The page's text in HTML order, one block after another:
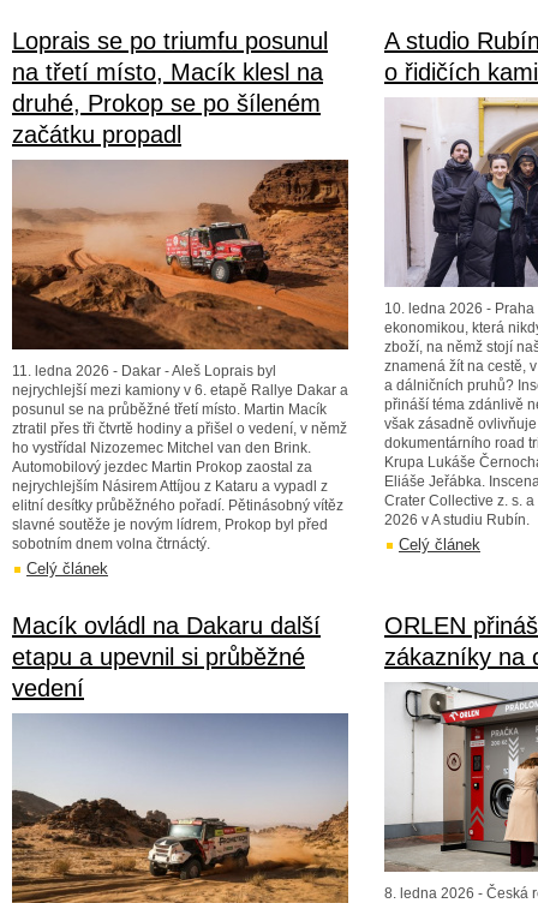
Loprais se po triumfu posunul
na třetí místo, Macík klesl na
druhé, Prokop se po šíleném
začátku propadl
11. ledna 2026 - Dakar - Aleš Loprais byl
nejrychlejší mezi kamiony v 6. etapě Rallye Dakar a
posunul se na průběžné třetí místo. Martin Macík
ztratil přes tři čtvrtě hodiny a přišel o vedení, v němž
ho vystřídal Nizozemec Mitchel van den Brink.
Automobilový jezdec Martin Prokop zaostal za
nejrychlejším Násirem Attíjou z Kataru a vypadl z
elitní desítky průběžného pořadí. Pětinásobný vítěz
slavné soutěže je novým lídrem, Prokop byl před
sobotním dnem volna čtrnáctý.
Celý článek
A studio
o řidičích
10. ledna 2026 -
ekonomikou, která
zboží, na němž stojí
znamená žít na cestě,
a dálničních pruhů?
přináší téma zdánlivě
však zásadně
dokumentárního road
Krupa Lukáše
Eliáše Jeřábka.
Crater Collective z. s.
2026 v A studiu Rubín.
Celý článek
Macík ovládl na Dakaru další
etapu a upevnil si průběžné
vedení
ORLEN
zákazníky na
8. ledna 2026 - Česká